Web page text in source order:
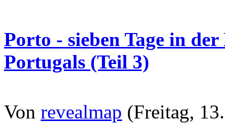
Porto - sieben Tage in
Portugals (Teil 3)
Von revealmap (Freitag,